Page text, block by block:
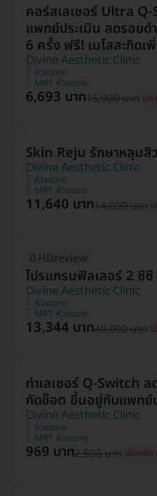
คอร์สเลเซอร์ Ultra
แพทย์ประเมิน ลดรอยด
6 ครั้ง ฟรี! เมโสสะกิดเ
Divine Aesthetic Clinic
ห้วยขวาง
MRT ห้วยขวาง
6,693 บาท15,900 บาท ปร
Skin Reju รักษาหลุม
Divine Aesthetic Clinic
ห้วยขวาง
MRT ห้วยขวาง
11,640 บาท14,000 บาท
มี HDreview
โปรแกรมฟิลเลอร์ 2 ซีซี
Divine Aesthetic Clinic
ห้วยขวาง
MRT ห้วยขวาง
13,344 บาท40,000 บาท
ทำเลเซอร์ Q-Switch ล
กัดช็อต ขึ้นอยู่กับแพทย์
Divine Aesthetic Clinic
ห้วยขวาง
MRT ห้วยขวาง
969 บาท2,500 บาท ประหยัด